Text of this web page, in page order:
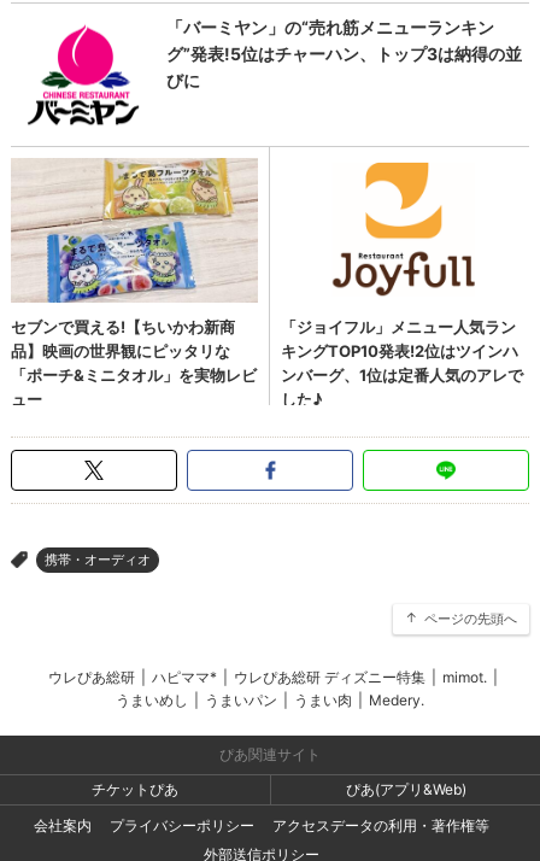
> 携帯・オーディオ
ページの先頭へ
ウレぴあ総研 ハピママ* ウレぴあ総研 ディズニー特集 mimot.
うまいめし
うまいパン うまい肉 Medery.
ぴあ関連サイト
チケットぴあ
ぴあ(アプリ&Web)
会社案内
プライバシーポリシー
アクセスデータの利用・著作権等
外部送信ポリシー